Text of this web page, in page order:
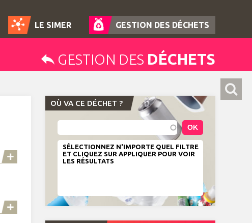
LE SIMER GESTION DES DÉCHETS
GESTION DES DÉCHETS
OÙ VA CE DÉCHET ?
SÉLECTIONNEZ N'IMPORTE QUEL FILTRE
ET CLIQUEZ SUR APPLIQUER POUR VOIR
LES RÉSULTATS